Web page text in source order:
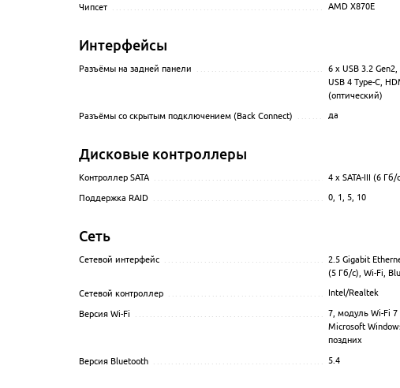
Чипсет AMD X870E
Интерфейсы
Разъёмы на задней панели
6 x USB 3.2
USB 4 Type-C,
(оптический)
Разъёмы со скрытым подключением (Back Connect) да
Дисковые контроллеры
Контроллер SATA 4 x SATA-III (6 Гб/
Поддержка RAID 0, 1, 5, 10
Сеть
Сетевой интерфейс
2.5 Gigabit
(5 Гб/с), Wi-Fi,
Сетевой контроллер Intel/Realtek
Версия Wi-Fi 7, модуль Wi-Fi 7
Microsoft
поздних
Версия Bluetooth 5.4